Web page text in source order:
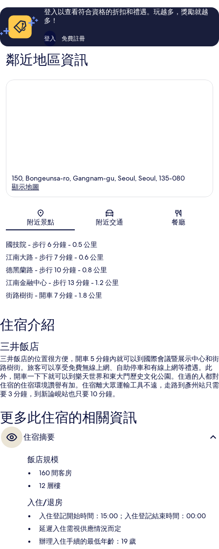
評
論
評
論
登入以查看符合資格的折扣和禮遇。玩越多，獎勵就越
多！
登入 免費註冊
鄰近地區資訊
地圖
150, Bongeunsa-ro, Gangnam-gu, Seoul, Seoul, 135-080
顯示地圖
附近景點 附近交通 餐廳
國技院- 步行 6 分鐘- 0.5 公里
江南大路 - 步行 7 分鐘- 0.6 公里
德黑蘭路 - 步行 10 分鐘- 0.8 公里
江南金融中心- 步行 13 分鐘- 1.2 公里
街路樹街- 開車 7 分鐘- 1.8 公里
住宿介紹
三井飯店
三井飯店的位置很方便，開車 5 分鐘內就可以到國際會議暨展示中心和街
路樹街。旅客可以享受免費無線上網、自助停車和有線上網等禮遇。此
外，開車一下下就可以到樂天世界和東大門歷史文化公園。住過的人都對
住宿的住宿環境讚譽有加。住宿離大眾運輸工具不遠，走路到彥州站只需
要 3 分鐘，到新論峴站也只要 10 分鐘。
更多此住宿的相關資訊
住宿摘要
飯店規模
160 間客房
12 層樓
入住/退房
入住登記開始時間：15:00；入住登記結束時間：00:00
延遲入住需視供應情況而定
辦理入住手續的最低年齡：19 歲